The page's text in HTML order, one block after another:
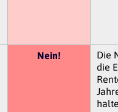
Nein!
Die
die